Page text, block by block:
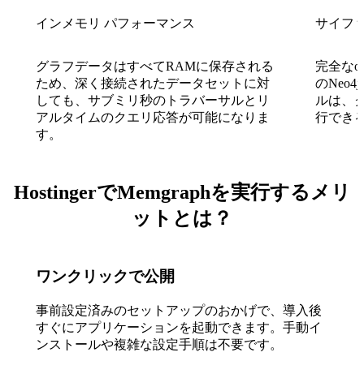
インメモリ パフォーマンス
グラフデータはすべてRAMに保存される
ため、深く接続されたデータセットに対
しても、サブミリ秒のトラバーサルとリ
アルタイムのクエリ応答が可能になりま
す。
サイフ
完全な
の
ルは、
行でき
HostingerでMemgraphを実行するメリ
ットとは？
ワンクリックで公開
事前設定済みのセットアップのおかげで、導入後
すぐにアプリケーションを起動できます。手動イ
ンストールや複雑な設定手順は不要です。